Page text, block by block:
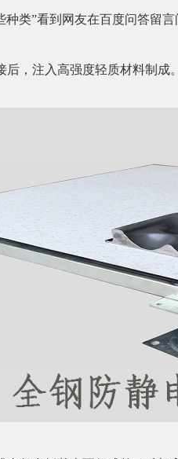
种类”看到网友在百度问答留
后，注入高强度轻质材料制